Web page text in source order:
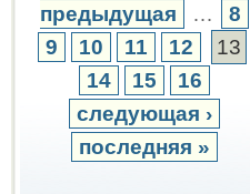
предыдущая
…
8
9
10 11 12
13
14
15
16
следующая ›
последняя »